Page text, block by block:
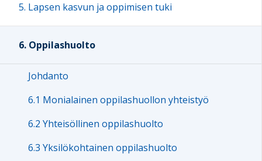
5. Lapsen kasvun ja oppimisen tuki
6. Oppilashuolto
Johdanto
6.1 Monialainen oppilashuollon yhteistyö
6.2 Yhteisöllinen oppilashuolto
6.3 Yksilökohtainen oppilashuolto